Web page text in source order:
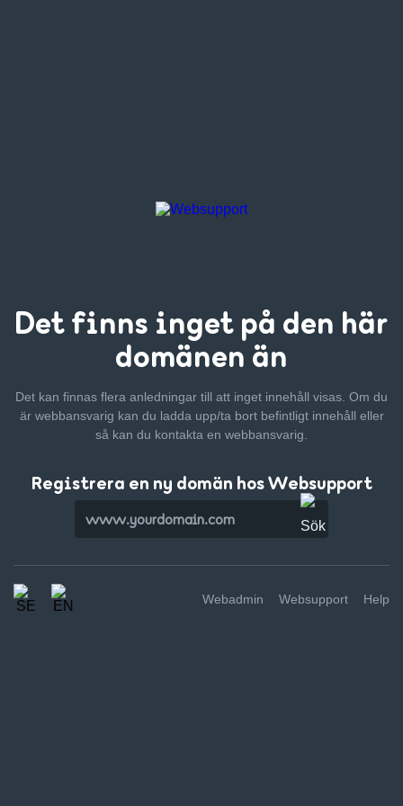
Det finns inget på den här
domänen än
Det kan finnas flera anledningar till att inget innehåll visas. Om du
är webbansvarig kan du ladda upp/ta bort befintligt innehåll eller
så kan du kontakta en webbansvarig.
Registrera en ny domän hos Websupport
Webadmin Websupport Help